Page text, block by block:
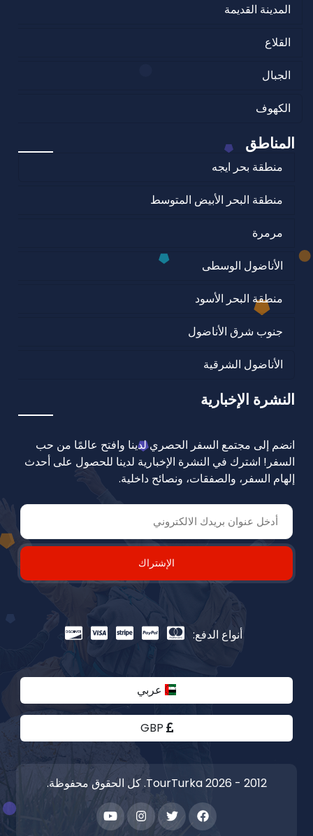
المدينة القديمة
القلاع
الجبال
الكهوف
المناطق
منطقة بحر ايجه
منطقة البحر الأبيض المتوسط
مرمرة
الأناضول الوسطى
منطقة البحر الأسود
جنوب شرق الأناضول
الأناضول الشرقية
النشرة الإخبارية
انضم إلى مجتمع السفر الحصري لدينا وافتح عالمًا من حب
السفر! اشترك في النشرة الإخبارية لدينا للحصول على أحدث
إلهام السفر، والصفقات، ونصائح داخلية.
الإشتراك
أنواع الدفع:
عربي
2012 - 2026 TourTurka. كل الحقوق محفوظة.